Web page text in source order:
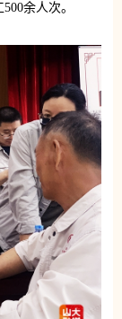
余人次。